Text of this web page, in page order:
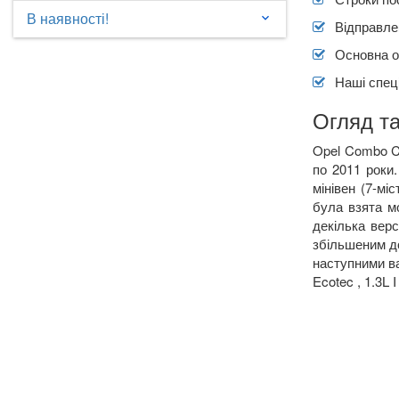
В наявності! keyboard_arrow_down
Основна
Наші
Огляд
Opel Combo
по 2011
мінівен (7-
була взята
декілька
збільшеним
наступними
Ecotec , 1.3L